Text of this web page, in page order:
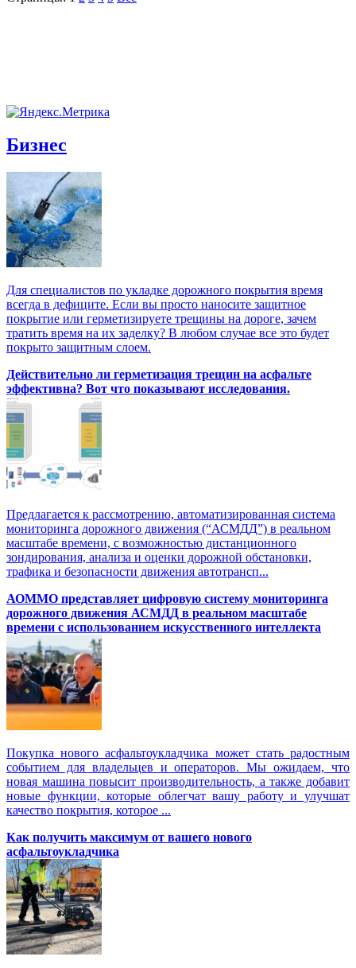
Бизнес
Для специалистов по укладке дорожного покрытия время
всегда в дефиците. Если вы просто наносите защитное
покрытие или герметизируете трещины на дороге, зачем
тратить время на их заделку? В любом случае все это будет
покрыто защитным слоем.
Действительно ли герметизация трещин на асфальте
эффективна? Вот что показывают исследования.
Предлагается к рассмотрению, автоматизированная система
мониторинга дорожного движения (“АСМДД”) в реальном
масштабе времени, с возможностью дистанционного
зондирования, анализа и оценки дорожной обстановки,
трафика и безопасности движения автотрансп...
АОММО представляет цифровую cистему мониторинга
дорожного движения АСМДД в реальном масштабе
времени с использованием искусственного интеллекта
Покупка нового асфальтоукладчика может стать радостным
событием для владельцев и операторов. Мы ожидаем, что
новая машина повысит производительность, а также добавит
новые функции, которые облегчат вашу работу и улучшат
качество покрытия, которое ...
Как получить максимум от вашего нового
асфальтоукладчика